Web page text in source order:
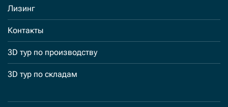
Лизинг
Контакты
3D тур по производству
3D тур по складам